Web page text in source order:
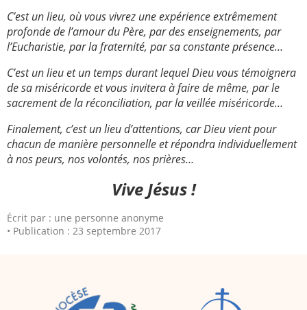
C’est un lieu, où vous vivrez une expérience extrêmement
profonde de l’amour du Père, par des enseignements, par
l’Eucharistie, par la fraternité, par sa constante présence…
C’est un lieu et un temps durant lequel Dieu vous témoignera
de sa miséricorde et vous invitera à faire de même, par le
sacrement de la réconciliation, par la veillée miséricorde…
Finalement, c’est un lieu d’attentions, car Dieu vient pour
chacun de manière personnelle et répondra individuellement
à nos peurs, nos volontés, nos prières…
Vive Jésus !
Écrit par : une personne anonyme
Publication : 23 septembre 2017